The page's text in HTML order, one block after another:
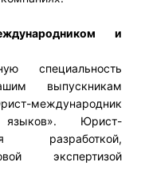
и
специальность
выпускникам
международник
Юрист-
разработкой,
экспертизой